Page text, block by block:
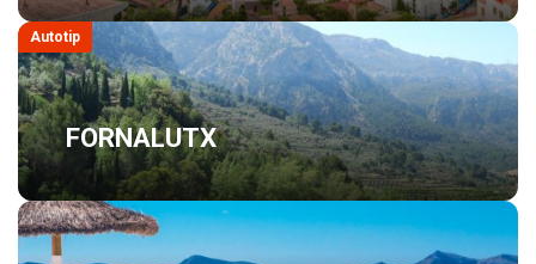
FORNALUTX
Autotip